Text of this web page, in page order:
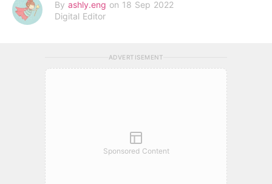
By ashly.eng on 18 Sep 2022
Digital Editor
ADVERTISEMENT
Sponsored Content